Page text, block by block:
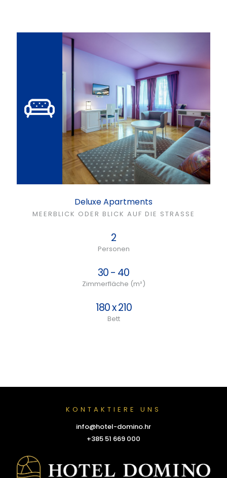
Deluxe Apartments
MEERBLICK ODER BLICK AUF DIE STRASSE
2
Personen
30 - 40
Zimmerfläche (m²)
180 x 210
Bett
KONTAKTIERE UNS
info@hotel-domino.hr
+385 51 669 000